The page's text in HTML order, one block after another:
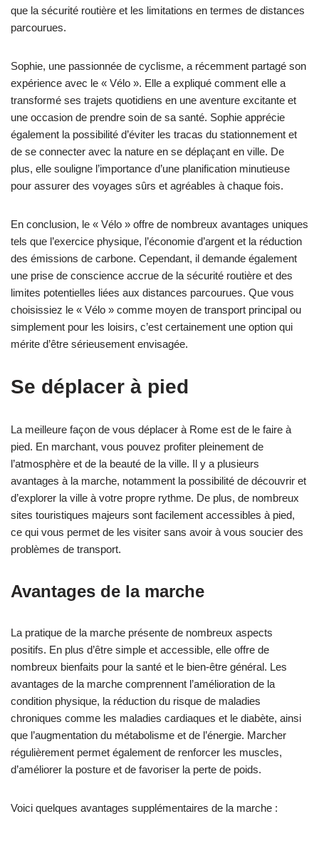
que la sécurité routière et les limitations en termes de distances
parcourues.
Sophie, une passionnée de cyclisme, a récemment partagé son
expérience avec le « Vélo ». Elle a expliqué comment elle a
transformé ses trajets quotidiens en une aventure excitante et
une occasion de prendre soin de sa santé. Sophie apprécie
également la possibilité d’éviter les tracas du stationnement et
de se connecter avec la nature en se déplaçant en ville. De
plus, elle souligne l’importance d’une planification minutieuse
pour assurer des voyages sûrs et agréables à chaque fois.
En conclusion, le « Vélo » offre de nombreux avantages uniques
tels que l’exercice physique, l’économie d’argent et la réduction
des émissions de carbone. Cependant, il demande également
une prise de conscience accrue de la sécurité routière et des
limites potentielles liées aux distances parcourues. Que vous
choisissiez le « Vélo » comme moyen de transport principal ou
simplement pour les loisirs, c’est certainement une option qui
mérite d’être sérieusement envisagée.
Se déplacer à pied
La meilleure façon de vous déplacer à Rome est de le faire à
pied. En marchant, vous pouvez profiter pleinement de
l’atmosphère et de la beauté de la ville. Il y a plusieurs
avantages à la marche, notamment la possibilité de découvrir et
d’explorer la ville à votre propre rythme. De plus, de nombreux
sites touristiques majeurs sont facilement accessibles à pied,
ce qui vous permet de les visiter sans avoir à vous soucier des
problèmes de transport.
Avantages de la marche
La pratique de la marche présente de nombreux aspects
positifs. En plus d’être simple et accessible, elle offre de
nombreux bienfaits pour la santé et le bien-être général. Les
avantages de la marche comprennent l’amélioration de la
condition physique, la réduction du risque de maladies
chroniques comme les maladies cardiaques et le diabète, ainsi
que l’augmentation du métabolisme et de l’énergie. Marcher
régulièrement permet également de renforcer les muscles,
d’améliorer la posture et de favoriser la perte de poids.
Voici quelques avantages supplémentaires de la marche :